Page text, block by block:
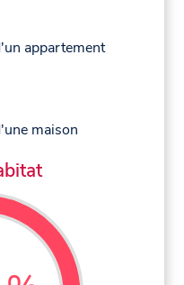
appartement
maison